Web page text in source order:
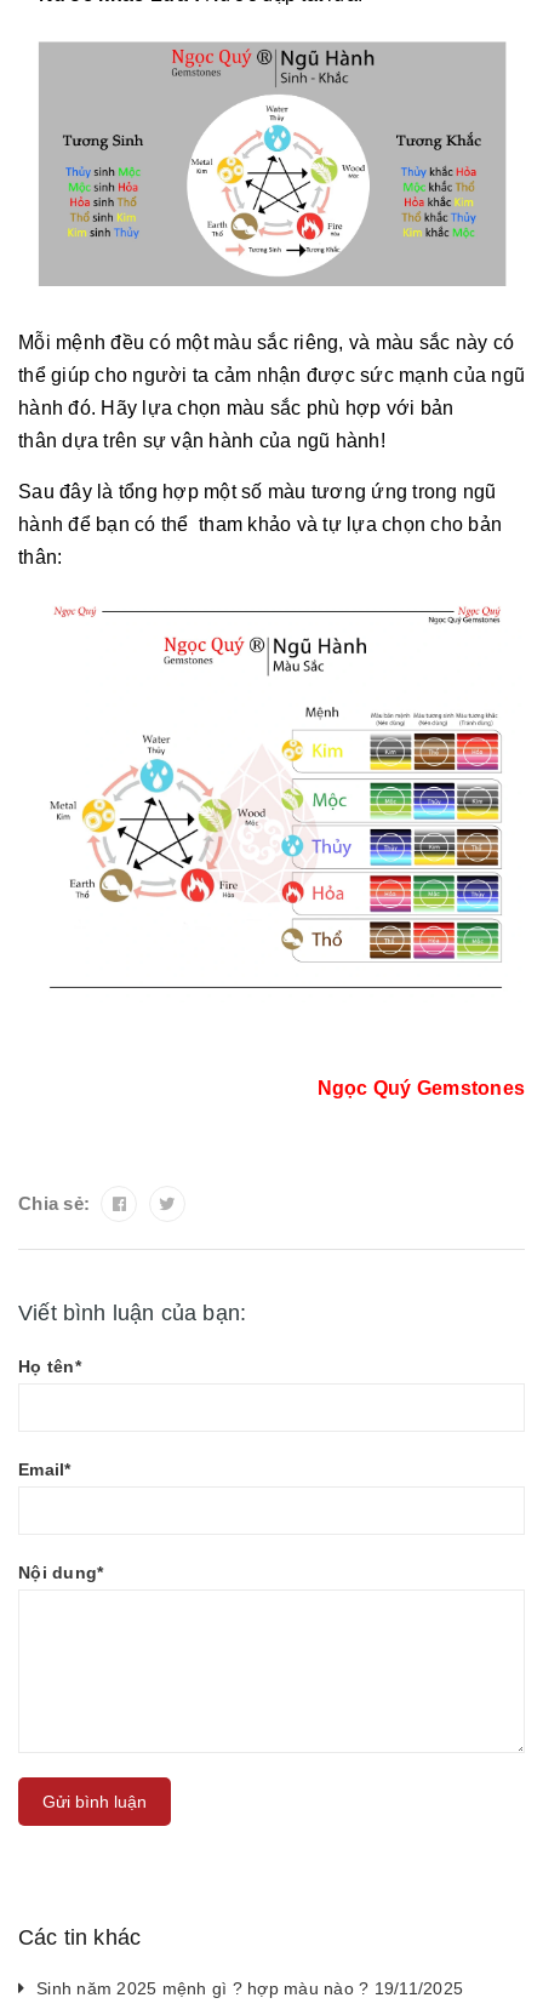
Mỗi mệnh đều có một màu sắc riêng, và màu sắc này có
thể giúp cho người ta cảm nhận được sức mạnh của ngũ
hành đó. Hãy lựa chọn màu sắc phù hợp với bản
thân dựa trên sự vận hành của ngũ hành!
Sau đây là tổng hợp một số màu tương ứng trong ngũ
hành để bạn có thể tham khảo và tự lựa chọn cho bản
thân:
Ngọc Quý Gemstones
Chia sẻ:
Viết bình luận của bạn:
Họ tên*
Email*
Nội dung*
Gửi bình luận
Các tin khác
Sinh năm 2025 mệnh gì ? hợp màu nào ? 19/11/2025